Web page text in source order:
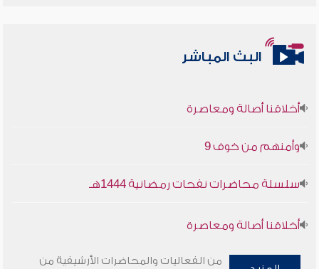
البث المباشر
أخلاقنا أصالة ومعاصرة
وأمنهم من خوف 9
أخلاقنا أصالة ومعاصرة
وأمنهم من خوف 9
من الفعاليات والمحاضرات الأرشيفية من